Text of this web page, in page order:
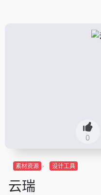
0
素材资源 设计工具
云瑞